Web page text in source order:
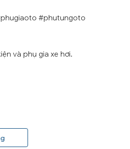
#phutungoto
và phụ gia xe hơi.